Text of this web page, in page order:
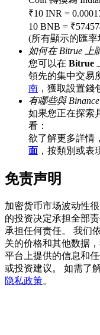
BTC 專享獎勵
充值並交易BTC
充值CASHCAT &
瓜分 500000
BitMart 用戶遷移
註冊&交易贏
貴金屬財富季 ·
₹10 INR =
10 BNB =
(所有顯示的匯
如何在 Bitrue 上
您可以在 Bitrue
領先的集中交易
南 ，獲取設置錢
有哪些與
如果您正在探索
看：
欲了解更多詳情
面 ，按類別或表
免责声明
加密货币市场波动性
的投资决定承担全部
承担任何责任。 我们
关的价格和其他数据
平台上提供的信息和
或投资建议。 如需了
隐私政策。